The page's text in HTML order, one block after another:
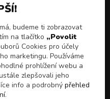
NÁS!
budeme ti zobrazovat
na tlačítko „Povolit
Cookies pro účely
marketingu. Používáme
prohlížení webu a
zlepšovali jeho
info a podrobný přehled
.